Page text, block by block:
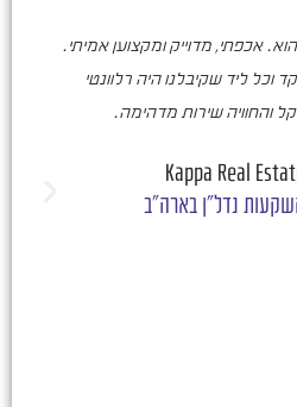
אכפתי, מדוייק ומקצוען אמיתי.
וכל ליד שקיבלנו היה רלוונטי
והחוויה שירות מדהימה.
Kappa Real
נדל"ן בארה"ב